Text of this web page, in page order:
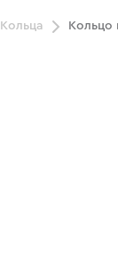
Кольца Кольцо